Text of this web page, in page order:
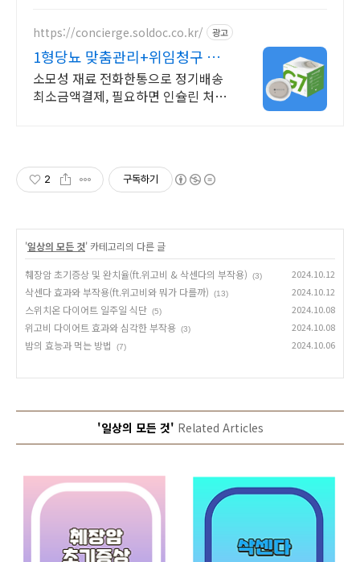
https://concierge.soldoc.co.kr/ 광고
1형당뇨 맞춤관리+위임청구 재
처방 주기 무료알림
소모성 재료 전화한통으로 정기배송
최소금액결제, 필요하면 인슐린 처방
2 구독하기
'일상의 모든 것' 카테고리의 다른 글
췌장암 초기증상 및 완치율(ft.위고비 & 삭센다의 부작용) (3) 2024.10.12
삭센다 효과와 부작용(ft.위고비와 뭐가 다를까) (13) 2024.10.12
스위치온 다이어트 일주일 식단 (5) 2024.10.08
위고비 다이어트 효과와 심각한 부작용 (3) 2024.10.08
밤의 효능과 먹는 방법 (7) 2024.10.06
'일상의 모든 것' Related Articles